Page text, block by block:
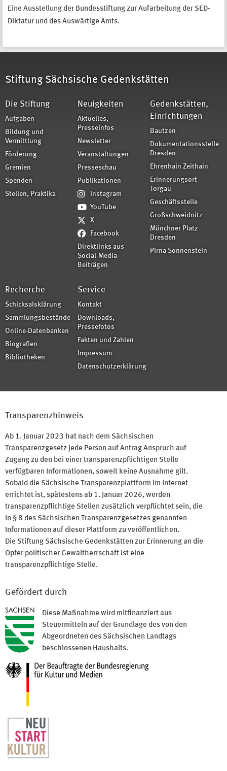
Eine Ausstellung der Bundesstiftung zur Aufarbeitung der SED-
Diktatur und des Auswärtige Amts.
Stiftung Sächsische Gedenkstätten
Die Stiftung
Aufgaben
Bildung und
Vermittlung
Förderung
Gremien
Spenden
Stellen, Praktika
Neuigkeiten
Aktuelles,
Presseinfos
Newsletter
Veranstaltungen
Presseschau
Publikationen
Instagram
YouTube
X
Facebook
Direktlinks aus
Social-Media-
Beiträgen
Gedenkstätten,
Einrichtungen
Bautzen
Dokumentationsstelle
Dresden
Ehrenhain Zeithain
Erinnerungsort
Torgau
Geschäftsstelle
Großschweidnitz
Münchner Platz
Dresden
Pirna-Sonnenstein
Recherche
Schicksalsklärung
Sammlungsbestände
Online-Datenbanken
Biografien
Bibliotheken
Service
Kontakt
Downloads,
Pressefotos
Fakten und Zahlen
Impressum
Datenschutzerklärung
Transparenzhinweis
Ab 1. Januar 2023 hat nach dem Sächsischen
Transparenzgesetz jede Person auf Antrag Anspruch auf
Zugang zu den bei einer transparenzpflichtigen Stelle
verfügbaren Informationen, soweit keine Ausnahme gilt.
Sobald die Sächsische Transparenzplattform im Internet
errichtet ist, spätestens ab 1. Januar 2026, werden
transparenzpflichtige Stellen zusätzlich verpflichtet sein, die
in § 8 des Sächsischen Transparenzgesetzes genannten
Informationen auf dieser Plattform zu veröffentlichen.
Die Stiftung Sächsische Gedenkstätten zur Erinnerung an die
Opfer politischer Gewaltherrschaft ist eine
transparenzpflichtige Stelle.
Gefördert durch
Diese Maßnahme wird mitfinanziert aus
Steuermitteln auf der Grundlage des von den
Abgeordneten des Sächsischen Landtags
beschlossenen Haushalts.